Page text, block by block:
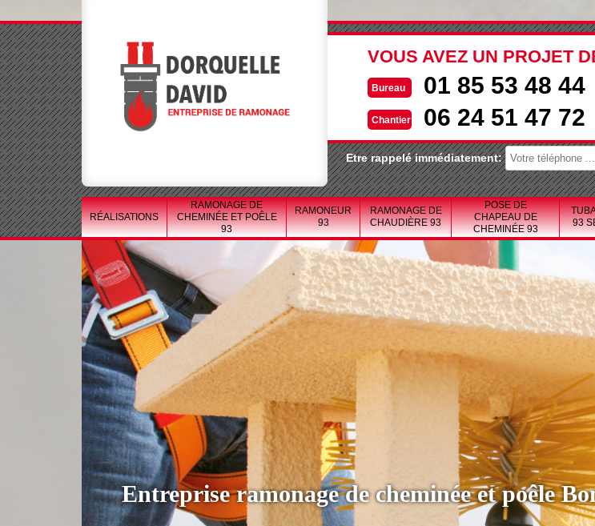
VOUS AVEZ UN PROJET
Bureau 01 85 53 48 44
Chantier 06 24 51 47 72
Etre rappelé immédiatement:
RÉALISATIONS
RAMONAGE DE
CHEMINÉE ET POÊLE
93
RAMONEUR
93
RAMONAGE DE
CHAUDIÈRE 93
POSE DE
CHAPEAU DE
CHEMINÉE 93
93
Entreprise ramonage de cheminée et poêle